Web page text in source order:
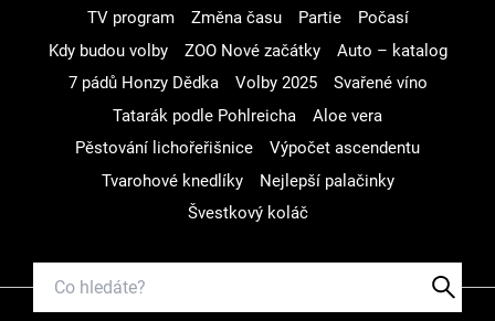
TV program
Změna času Partie
Počasí
Kdy budou volby
ZOO Nové začátky
Auto – katalog
7 pádů Honzy Dědka
Volby 2025
Svařené víno
Tatarák podle Pohlreicha
Aloe vera
Pěstování lichořeřišnice
Výpočet ascendentu
Tvarohové knedlíky
Nejlepší palačinky
Švestkový koláč